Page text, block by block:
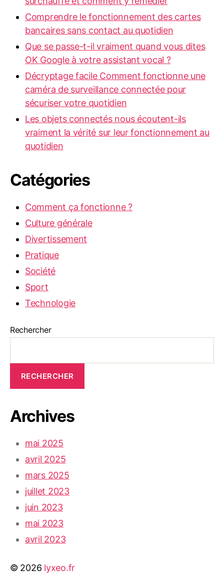
Comprendre le fonctionnement des cartes
bancaires sans contact au quotidien
Que se passe-t-il vraiment quand vous dites
OK Google à votre assistant vocal ?
Décryptage facile Comment fonctionne une
caméra de surveillance connectée pour
sécuriser votre quotidien
Les objets connectés nous écoutent-ils
vraiment la vérité sur leur fonctionnement au
quotidien
Catégories
Comment ça fonctionne ?
Culture générale
Divertissement
Pratique
Société
Sport
Technologie
Rechercher
RECHERCHER
Archives
mai 2025
avril 2025
mars 2025
juillet 2023
juin 2023
mai 2023
avril 2023
© 2026 lyxeo.fr